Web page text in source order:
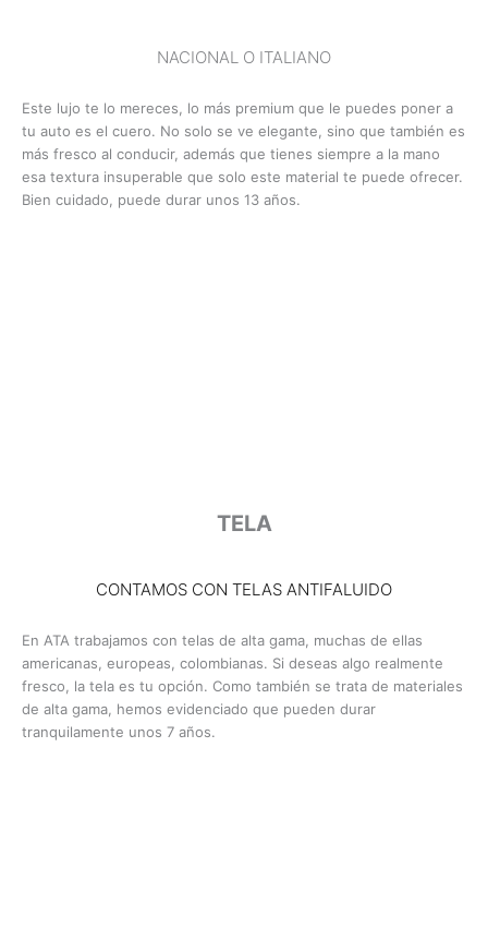
NACIONAL O ITALIANO
Este lujo te lo mereces, lo más premium que le puedes poner a
tu auto es el cuero. No solo se ve elegante, sino que también es
más fresco al conducir, además que tienes siempre a la mano
esa textura insuperable que solo este material te puede ofrecer.
Bien cuidado, puede durar unos 13 años.
TELA
CONTAMOS CON TELAS ANTIFALUIDO
En ATA trabajamos con telas de alta gama, muchas de ellas
americanas, europeas, colombianas. Si deseas algo realmente
fresco, la tela es tu opción. Como también se trata de materiales
de alta gama, hemos evidenciado que pueden durar
tranquilamente unos 7 años.